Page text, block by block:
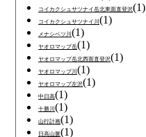
コイカクシュサツナイ岳北東面直登沢(1)
コイカクシュサツナイ川(1)
メナシベツ川(1)
ヤオロマップ岳(1)
ヤオロマップ岳北西面直登沢(1)
ヤオロマップ川(1)
ヤオロマップ左沢(1)
中日高(1)
十勝川(1)
山行計画(1)
日高山脈(1)